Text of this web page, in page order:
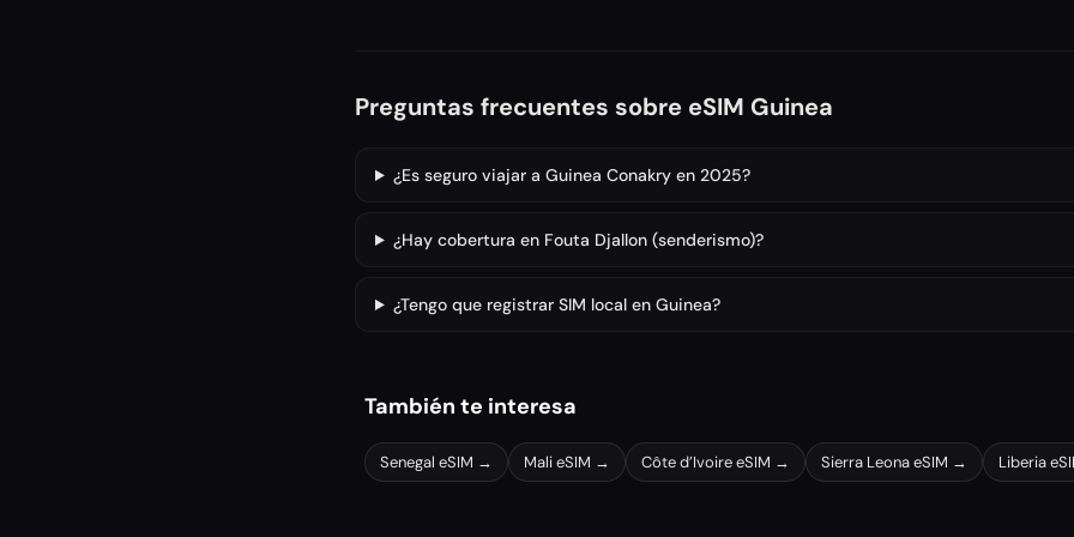
Preguntas frecuentes sobre eSIM Guinea
¿Es seguro viajar a Guinea Conakry en 2025?
¿Hay cobertura en Fouta Djallon (senderismo)?
¿Tengo que registrar SIM local en Guinea?
También te interesa
Senegal eSIM → MalieSIM → Côte d’IvoireeSIM → Sierra LeonaeSIM → Liberia